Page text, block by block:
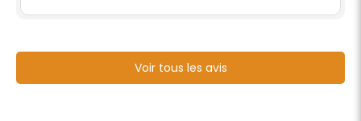
Voir tous les avis